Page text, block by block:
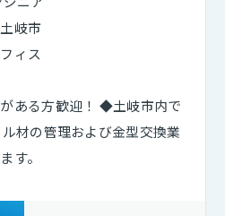
岐市
ィス
ある方歓迎！ ◆土岐市内で
材の管理および金型交換業
す。